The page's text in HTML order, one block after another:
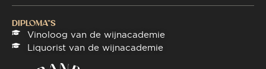
DIPLOMA"S
Vinoloog van de wijnacademie
Liquorist van de wijnacademie